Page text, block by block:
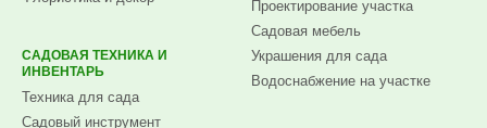
САДОВАЯ ТЕХНИКА И
ИНВЕНТАРЬ
Техника для сада
Садовый инструмент
Проектирование участка
Садовая мебель
Украшения для сада
Водоснабжение на участке